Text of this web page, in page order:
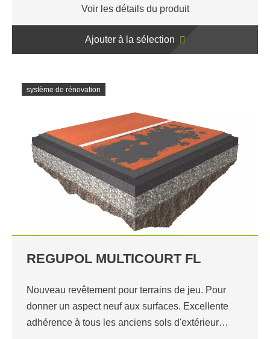
Voir les détails du produit
Ajouter à la sélection
système de rénovation
REGUPOL MULTICOURT FL
Nouveau revêtement pour terrains de jeu. Pour
donner un aspect neuf aux surfaces. Excellente
adhérence à tous les anciens sols d'extérieur…